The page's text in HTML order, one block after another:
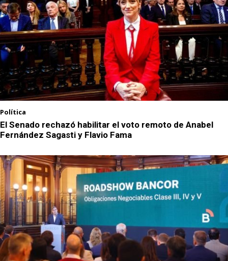
Política
El Senado rechazó habilitar el voto remoto de Anabel
Fernández Sagasti y Flavio Fama